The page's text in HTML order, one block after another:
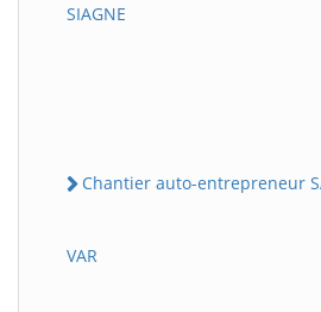
SIAGNE
Chantier auto-entrepreneur
VAR